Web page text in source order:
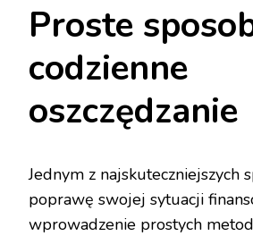
Proste
codzienne
oszczędzanie
Jednym z najskuteczniejszych
poprawę swojej sytuacji
wprowadzenie prostych